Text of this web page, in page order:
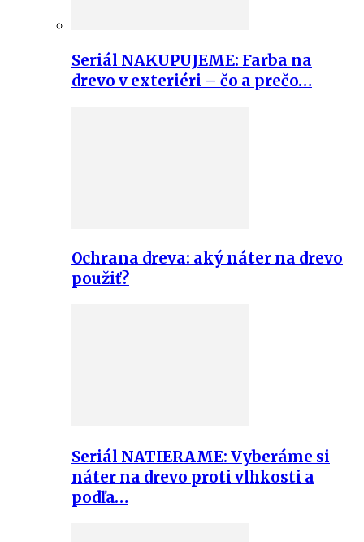
Seriál NAKUPUJEME: Farba na
drevo v exteriéri – čo a prečo…
Ochrana dreva: aký náter na drevo
použiť?
Seriál NATIERAME: Vyberáme si
náter na drevo proti vlhkosti a
podľa…